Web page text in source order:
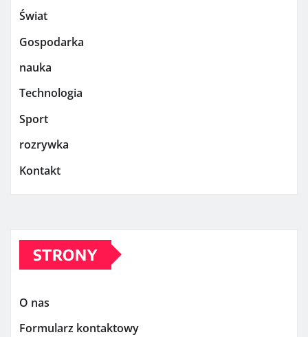
Świat
Gospodarka
nauka
Technologia
Sport
rozrywka
Kontakt
STRONY
O nas
Formularz kontaktowy